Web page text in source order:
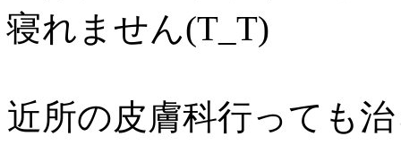
寝れません(T_T)
近所の皮膚科行っても